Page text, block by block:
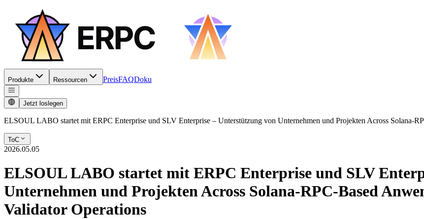
Produkte Ressourcen PreisFAQDoku
Jetzt loslegen
ELSOUL LABO startet mit ERPC Enterprise und SLV Enterprise – Unterstützung von Unternehmen und Projekten Across Solana-
ToC
2026.05.05
ELSOUL LABO startet mit ERPC Enterprise und SLV
Unternehmen und Projekten Across Solana-RPC-Based
Validator Operations